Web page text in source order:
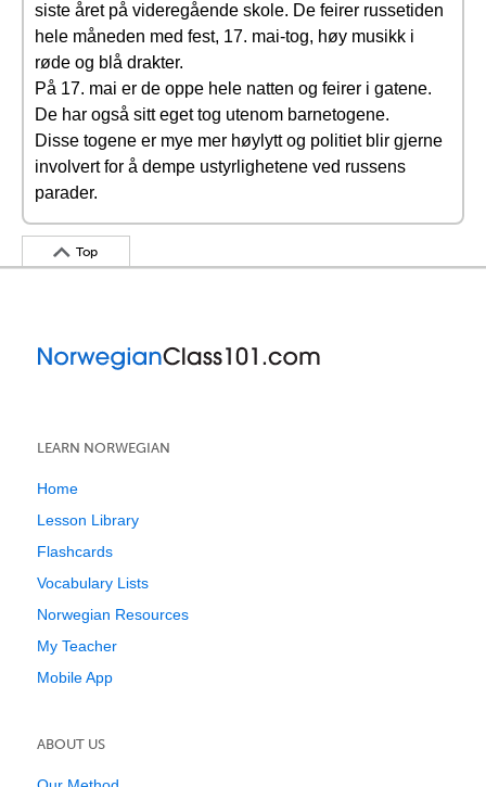
siste året på videregående skole. De feirer russetiden
hele måneden med fest, 17. mai-tog, høy musikk i
røde og blå drakter.
På 17. mai er de oppe hele natten og feirer i gatene.
De har også sitt eget tog utenom barnetogene.
Disse togene er mye mer høylytt og politiet blir gjerne
involvert for å dempe ustyrlighetene ved russens
parader.
Top
LEARN NORWEGIAN
Home
Lesson Library
Flashcards
Vocabulary Lists
Norwegian Resources
My Teacher
Mobile App
ABOUT US